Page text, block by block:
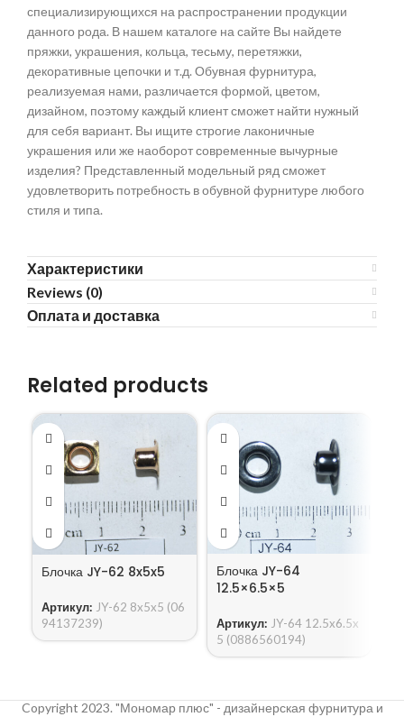
специализирующихся на распространении продукции
данного рода. В нашем каталоге на сайте Вы найдете
пряжки, украшения, кольца, тесьму, перетяжки,
декоративные цепочки и т.д. Обувная фурнитура,
реализуемая нами, различается формой, цветом,
дизайном, поэтому каждый клиент сможет найти нужный
для себя вариант. Вы ищите строгие лаконичные
украшения или же наоборот современные вычурные
изделия? Представленный модельный ряд сможет
удовлетворить потребность в обувной фурнитуре любого
стиля и типа.
Характеристики
Reviews (0)
Оплата и доставка
Related products
Блочка JY-62 8x5x5
Артикул: JY-62 8x5x5 (06
94137239)
Блочка JY-64
12.5×6.5×5
Артикул: JY-64 12.5x6.5x
5 (0886560194)
Copyright 2023. "Мономар плюс" - дизайнерская фурнитура и